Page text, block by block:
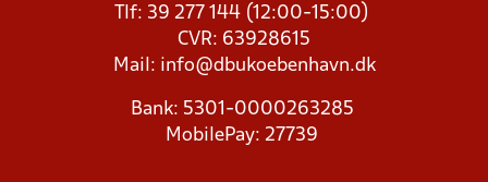
Tlf: 39 277 144 (12:00-15:00)
CVR: 63928615
Mail: info@dbukoebenhavn.dk
Bank: 5301-0000263285
MobilePay: 27739